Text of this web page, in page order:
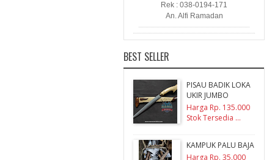
Rek : 038-0194-171
An. Alfi Ramadan
BEST SELLER
PISAU BADIK LOKA
UKIR JUMBO
Harga Rp. 135.000
Stok Tersedia ...
KAMPUK PALU BAJA
Harga Rp. 35.000